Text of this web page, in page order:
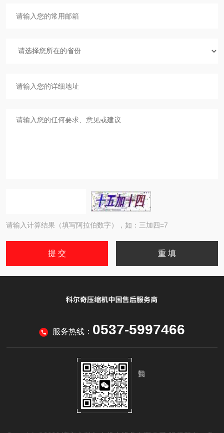
请输入计算结果（填写阿拉伯数字），如：三加四=7
服务热线： 0537-5997466